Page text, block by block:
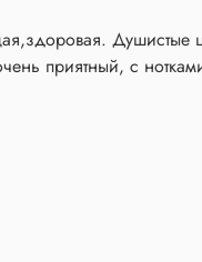
приятный, с